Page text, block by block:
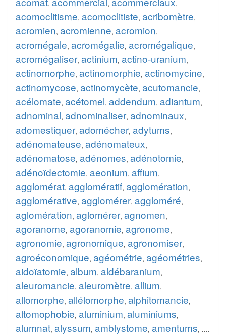
, , ,
acomoclitisme, acomoclitiste, acribomètre,
acromien, acromienne, acromion,
acromégale, acromégalie, acromégalique,
acromégaliser, actinium, actino-uranium,
actinomorphe, actinomorphie, actinomycine,
actinomycose, actinomycète, acutomancie,
acélomate, acétomel, addendum, adiantum,
adnominal, adnominaliser, adnominaux,
adomestiquer, adomécher, adytums,
adénomateuse, adénomateux,
adénomatose, adénomes, adénotomie,
adénoïdectomie, aeonium, affium,
agglomérat, agglomératif, agglomération,
agglomérative, agglomérer, aggloméré,
aglomération, aglomérer, agnomen,
agoranome, agoranomie, agronome,
agronomie, agronomique, agronomiser,
agroéconomique, agéométrie, agéométries,
aidoïatomie, album, aldébaranium,
aleuromancie, aleuromètre, allium,
allomorphe, allélomorphe, alphitomancie,
altomophobie, aluminium, aluminiums,
alumnat, alyssum, amblystome, amentums, ....